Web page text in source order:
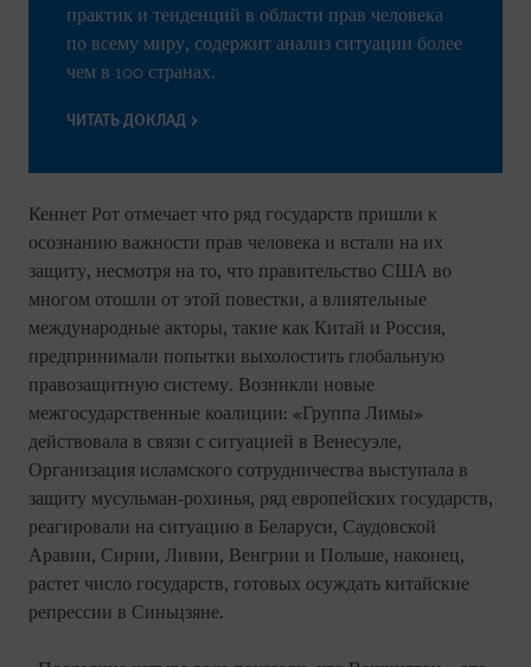
практик и тенденций в области прав человека
по всему миру, содержит анализ ситуации более
чем в 100 странах.
ЧИТАТЬ ДОКЛАД
Кеннет Рот отмечает что ряд государств пришли к
осознанию важности прав человека и встали на их
защиту, несмотря на то, что правительство США во
многом отошли от этой повестки, а влиятельные
международные акторы, такие как Китай и Россия,
предпринимали попытки выхолостить глобальную
правозащитную систему. Возникли новые
межгосударственные коалиции: «Группа Лимы»
действовала в связи с ситуацией в Венесуэле,
Организация исламского сотрудничества выступала в
защиту мусульман-рохинья, ряд европейских государств,
реагировали на ситуацию в Беларуси, Саудовской
Аравии, Сирии, Ливии, Венгрии и Польше, наконец,
растет число государств, готовых осуждать китайские
репрессии в Синьцзяне.